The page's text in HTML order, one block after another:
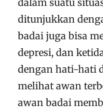
ditunjukkan
badai juga bisa
depresi, dan
dengan hati-hati
melihat awan
awan badai